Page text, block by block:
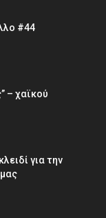
#44
– χαϊκού
για την